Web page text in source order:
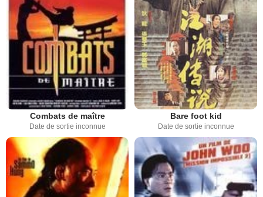
Combats de maître
Date de sortie inconnue
Bare foot kid
Date de sortie inconnue